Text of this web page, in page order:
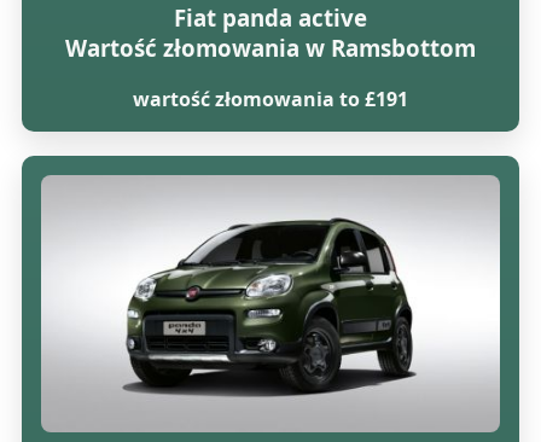
Fiat panda active
Wartość złomowania w Ramsbottom
wartość złomowania to £191